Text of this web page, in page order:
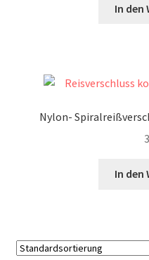
In den
Nylon-
In den